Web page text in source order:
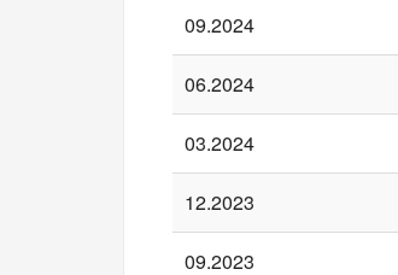
09.2024
06.2024
03.2024
12.2023
09.2023